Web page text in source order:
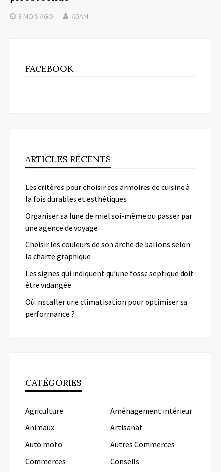
8 MOIS AGO ADAM
FACEBOOK
ARTICLES RÉCENTS
Les critères pour choisir des armoires de cuisine à
la fois durables et esthétiques
Organiser sa lune de miel soi-même ou passer par
une agence de voyage
Choisir les couleurs de son arche de ballons selon
la charte graphique
Les signes qui indiquent qu’une fosse septique doit
être vidangée
Où installer une climatisation pour optimiser sa
performance ?
CATÉGORIES
Agriculture
Aménagement intérieur
Animaux
Artisanat
Auto moto
Autres Commerces
Commerces
Conseils